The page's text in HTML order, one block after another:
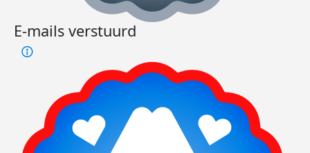
E-mails verstuurd